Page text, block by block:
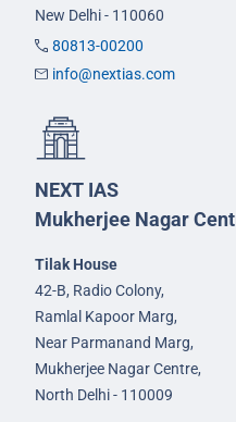
New Delhi - 110060
80813-00200
info@nextias.com
NEXT IAS
Mukherjee Nagar
Tilak House
42-B, Radio Colony,
Ramlal Kapoor Marg,
Near Parmanand Marg,
Mukherjee Nagar Centre,
North Delhi - 110009